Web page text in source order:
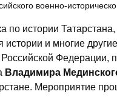
военно-
по истории
истории и многие
Федерации,
Владимира
Мероприятие